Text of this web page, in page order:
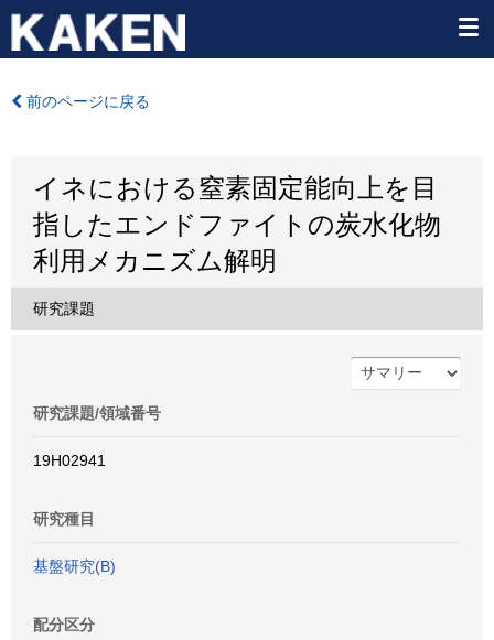
前のページに戻る
イネにおける窒素固定能向上を目
指したエンドファイトの炭水化物
利用メカニズム解明
研究課題
研究課題/領域番号
19H02941
研究種目
基盤研究(B)
配分区分